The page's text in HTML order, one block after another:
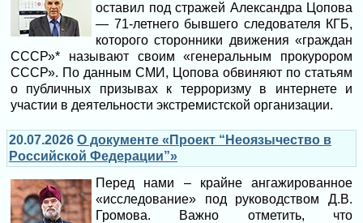
оставил под стражей Александра Цопова
— 71-летнего бывшего следователя КГБ,
которого сторонники движения «граждан
СССР»* называют своим «генеральным прокурором
СССР». По данным СМИ, Цопова обвиняют по статьям
о публичных призывах к терроризму в интернете и
участии в деятельности экстремистской организации.
20.07.2026 О документе «Проект “Неоязычество в
Российской Федерации”»
Перед нами – крайне ангажированное
«исследование» под руководством Д.В.
Громова. Важно отметить, что